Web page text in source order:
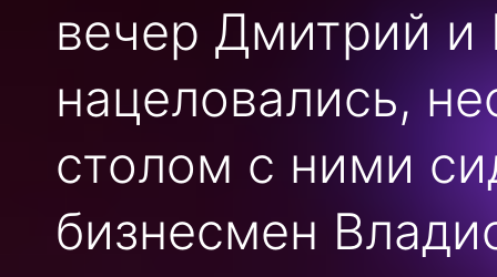
вечер Дмитрий
нацеловались,
столом с ними
бизнесмен